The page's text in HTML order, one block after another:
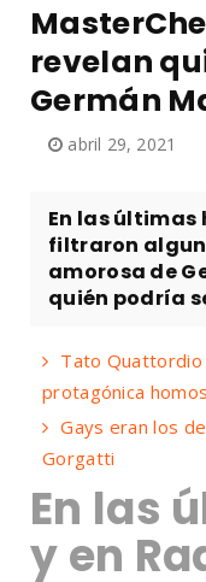
revelan
Germán
abril 29, 2021
En las últimas
filtraron
amorosa de
quién podría
Tato Quattordio
protagónica
Gays eran los
Gorgatti
En las
y en